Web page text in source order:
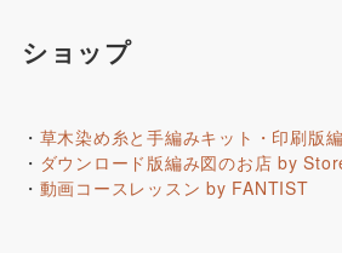
ショップ
・ 草木染め糸と手編みキット・印刷版
・ ダウンロード版編み図のお店 by
・ 動画コースレッスン by FANTIST